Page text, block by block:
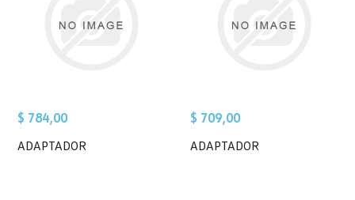
$ 784,00
ADAPTADOR
$ 709,00
ADAPTADOR